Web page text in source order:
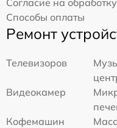
Способы оплаты
Ремонт
Телевизоров
Видеокамер
Кофемашин